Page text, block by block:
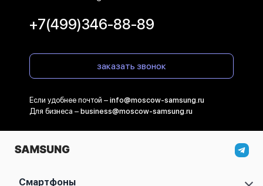
+7(499)346-88-89
заказать звонок
Если удобнее почтой – info@moscow-samsung.ru
Для бизнеса – business@moscow-samsung.ru
Смартфоны